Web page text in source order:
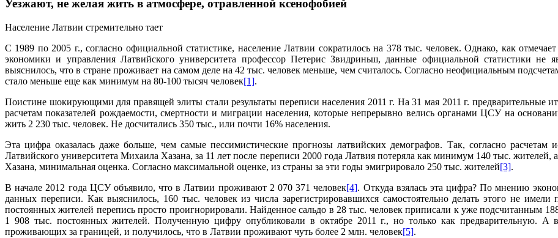
Уезжают, не желая жить в атмосфере, отравленной ксенофобией
Население Латвии стремительно тает
С 1989 по 2005 г., согласно официальной статистике, население Латвии сократилось на 378 тыс. человек. Однако, как
экономики и управления Латвийского университета профессор Петерис Звидриньш, данные официальной статистики не
выяснилось, что в стране проживает на самом деле на 42 тыс. человек меньше, чем считалось. Согласно неофициальным
стало меньше еще как минимум на 80-100 тысяч человек[1].
Поистине шокирующими для правящей элиты стали результаты переписи населения 2011 г. На 31 мая 2011 г. предварительные
расчетам показателей рождаемости, смертности и миграции населения, которые непрерывно велись органами ЦСУ на
жить 2 230 тыс. человек. Не досчитались 350 тыс., или почти 16% населения.
Эта цифра оказалась даже больше, чем самые пессимистические прогнозы латвийских демографов. Так, согласно расчетам
Латвийского университета Михаила Хазана, за 11 лет после переписи 2000 года Латвия потеряла как минимум 140 тыс.
Хазана, минимальная оценка. Согласно максимальной оценке, из страны за эти годы эмигрировало 250 тыс. жителей[3].
В начале 2012 года ЦСУ объявило, что в Латвии проживают 2 070 371 человек[4]. Откуда взялась эта цифра? По мнению
данных переписи. Как выяснилось, 160 тыс. человек из числа зарегистрировавшихся самостоятельно делать этого не
постоянных жителей перепись просто проигнорировали. Найденное сальдо в 28 тыс. человек приписали к уже подсчитанным
1 908 тыс. постоянных жителей. Полученную цифру опубликовали в октябре 2011 г., но только как предварительную. А
проживающих за границей, и получилось, что в Латвии проживают чуть более 2 млн. человек[5].